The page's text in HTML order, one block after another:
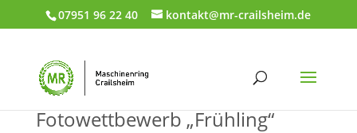
07951 96 22 40 kontakt@mr-crailsheim.de
Fotowettbewerb „Frühling“